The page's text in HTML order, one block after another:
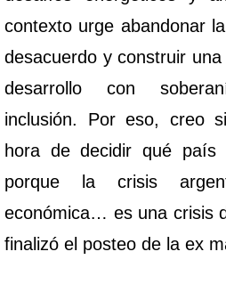
contexto urge abandonar
desacuerdo y construir
desarrollo con
inclusión. Por eso, creo
hora de decidir qué país
porque la crisis
económica… es una crisis
finalizó el posteo de la ex